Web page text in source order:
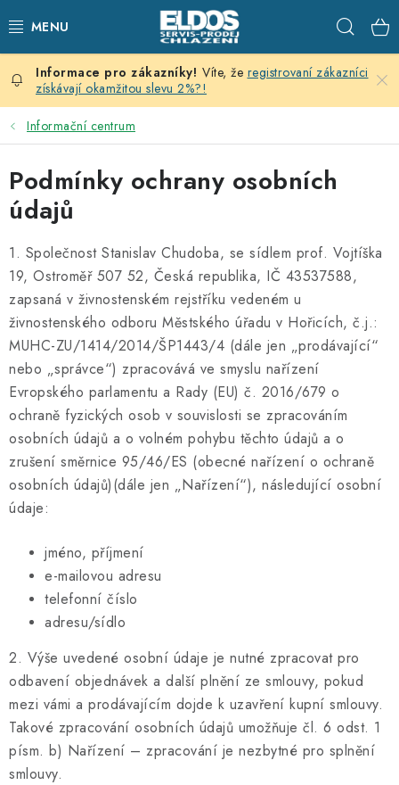
na
PRODEJNÍ CHLAZENÍ
SKLADOVACÍ CHLAZENÍ
CHLAZENÍ PRO PŘÍPRAVU
VÝČEPNÍ ZAŘÍZENÍ
DOMÁCÍ SPOTŘEBIČE
KLIMATIZACE
ZNAČKY
Informační centrum Proč zvolit TEFCOLD
Kontakty
Hodnocení obchodu
Obchodní podmínky
Víte, že registrovaní zákazníci
získávají okamžitou slevu 2%?!
Informační centrum
Podmínky ochrany osobních
údajů
1. Společnost Stanislav Chudoba, se sídlem prof. Vojtíška
19, Ostroměř 507 52, Česká republika, IČ 43537588,
zapsaná v živnostenském rejstříku vedeném u
živnostenského odboru Městského úřadu v Hořicích, č.j.:
MUHC-ZU/1414/2014/ŠP1443/4 (dále jen „prodávající“
nebo „správce“) zpracovává ve smyslu nařízení
Evropského parlamentu a Rady (EU) č. 2016/679 o
ochraně fyzických osob v souvislosti se zpracováním
osobních údajů a o volném pohybu těchto údajů a o
zrušení směrnice 95/46/ES (obecné nařízení o ochraně
osobních údajů)(dále jen „Nařízení“), následující osobní
údaje:
jméno, příjmení
e-mailovou adresu
telefonní číslo
adresu/sídlo
2. Výše uvedené osobní údaje je nutné zpracovat pro
odbavení objednávek a další plnění ze smlouvy, pokud
mezi vámi a prodávajícím dojde k uzavření kupní smlouvy.
Takové zpracování osobních údajů umožňuje čl. 6 odst. 1
písm. b) Nařízení – zpracování je nezbytné pro splnění
smlouvy.